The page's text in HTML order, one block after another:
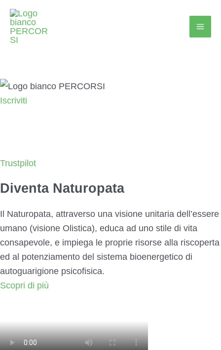
Vai
contenuto
Iscriviti
Trustpilot
Diventa Naturopata
Il Naturopata, attraverso una visione unitaria dell’essere
umano (visione Olistica), educa ad uno stile di vita
consapevole, e impiega le proprie risorse alla riscoperta
ed al potenziamento del sistema bioenergetico di
autoguarigione psicofisica.
Scopri di più